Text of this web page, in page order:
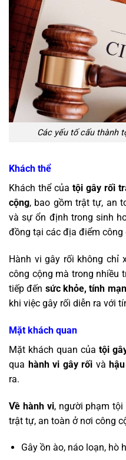
Các yếu tố cấu thành
Khách thể
Khách thể của tội gây rối
cộng, bao gồm trật tự, an
và sự ổn định trong sinh
đồng tại các địa điểm công
Hành vi gây rối không chỉ
công cộng mà trong nhiều
tiếp đến sức khỏe, tính
khi việc gây rối diễn ra với
Mặt khách quan
Mặt khách quan của tội
qua hành vi gây rối và
ra.
Về hành vi, người phạm
trật tự, an toàn ở nơi công
Gây ồn ào, náo loạn, hò